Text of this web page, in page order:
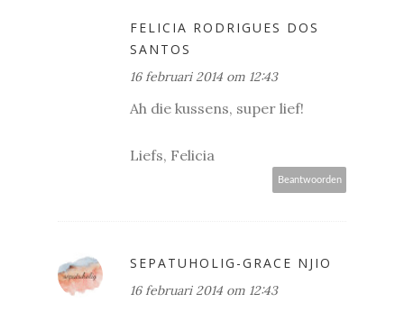
FELICIA RODRIGUES DOS
SANTOS
16 februari 2014 om 12:43
Ah die kussens, super lief!
Liefs, Felicia
Beantwoorden
SEPATUHOLIG-GRACE NJIO
16 februari 2014 om 12:43